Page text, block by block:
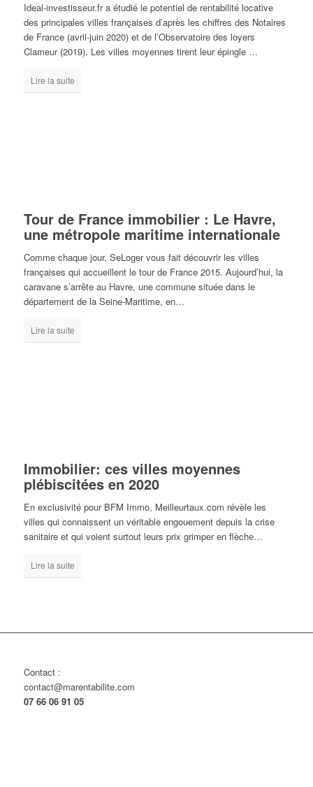
Ideal-investisseur.fra étudié le potentiel de rentabilité locative
des principales villes françaises d’après les chiffres des Notaires
de France(avril-juin 2020) et de l’Observatoire des loyers
Clameur(2019). Les villes moyennes tirent leur épingle …
Lire la suite
Tour de France immobilier : Le Havre,
une métropole maritime internationale
Comme chaque jour, SeLoger vous fait découvrir les villes
françaises qui accueillent le tour de France 2015. Aujourd’hui, la
caravane s’arrête au Havre, une commune située dans le
département de la Seine-Maritime, en…
Lire la suite
Immobilier: ces villes moyennes
plébiscitées en 2020
En exclusivité pour BFM Immo, Meilleurtaux.com révèle les
villes qui connaissent un véritable engouement depuis la crise
sanitaire et qui voient surtout leurs prix grimper en flèche…
Lire la suite
Contact :
contact@marentabilite.com
07 66 06 91 05